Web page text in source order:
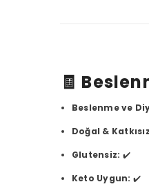
🧾
Beslenme ve
Doğal &
Glutensiz: ✔️
Keto Uygun: ✔️